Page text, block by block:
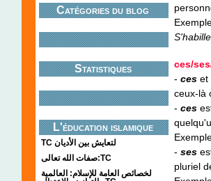
Catégories du blog
Statistiques
L'éducation islamique
TC لتعايش بين الأديان
صفات الله تعالى:TC
لخصائص العامة للإسلام: العالمية
ces/
- ces et
ceux-là
- ces
- ses
pluriel